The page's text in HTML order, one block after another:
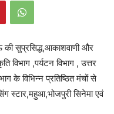
सुप्रसिद्ध,आकाशवाणी और
विभाग ,पर्यटन विभाग , उत्तर
के विभिन्न प्रतिष्ठित मंचों से
स्टार,महुआ,भोजपुरी सिनेमा एवं